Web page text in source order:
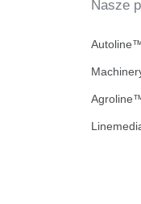
Nasze